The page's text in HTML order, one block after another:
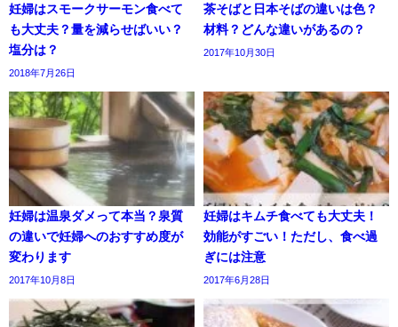
妊婦はスモークサーモン食べて
も大丈夫？量を減らせばいい？
塩分は？
2018年7月26日
茶そばと日本そばの違いは色？
材料？どんな違いがあるの？
2017年10月30日
妊婦は温泉ダメって本当？泉質
の違いで妊婦へのおすすめ度が
変わります
2017年10月8日
妊婦はキムチ食べても大丈夫！
効能がすごい！ただし、食べ過
ぎには注意
2017年6月28日